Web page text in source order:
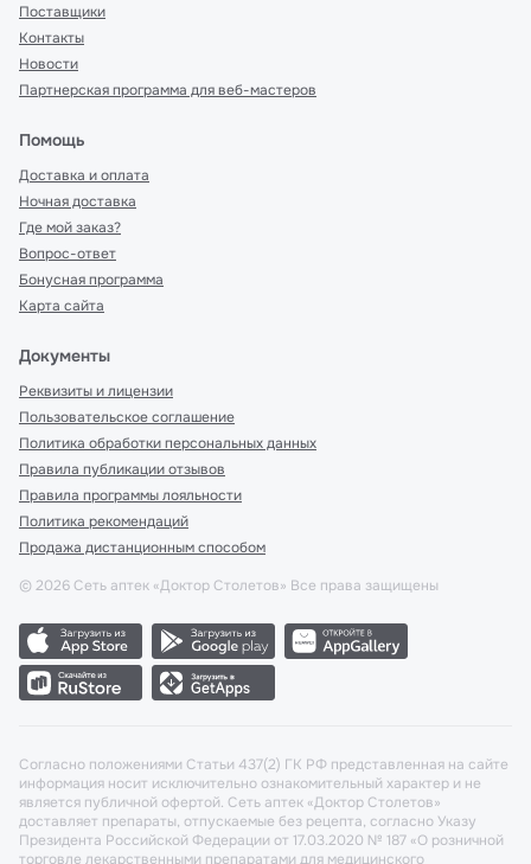
Поставщики
Контакты
Новости
Партнерская программа для веб-мастеров
Помощь
Доставка и оплата
Ночная доставка
Где мой заказ?
Вопрос-ответ
Бонусная программа
Карта сайта
Документы
Реквизиты и лицензии
Пользовательское соглашение
Политика обработки персональных данных
Правила публикации отзывов
Правила программы лояльности
Политика рекомендаций
Продажа дистанционным способом
© 2026 Сеть аптек «Доктор Столетов» Все права защищены
Согласно положениями Статьи 437(2) ГК РФ представленная на сайте
информация носит исключительно ознакомительный характер и не
является публичной офертой. Сеть аптек «Доктор Столетов»
доставляет препараты, отпускаемые без рецепта, согласно Указу
Президента Российской Федерации от 17.03.2020 № 187 «О розничной
торговле лекарственными препаратами для медицинского